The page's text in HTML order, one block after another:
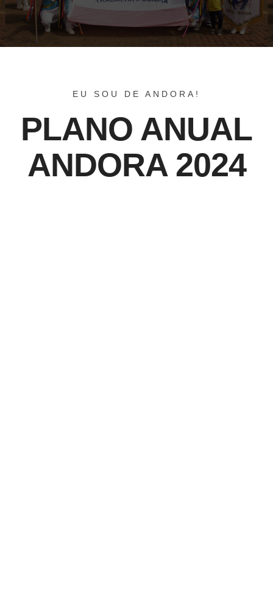
EU SOU DE ANDORA!
PLANO ANUAL
ANDORA 2024